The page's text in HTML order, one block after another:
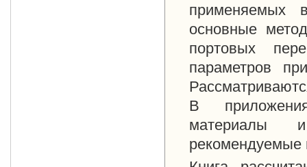
применяемых
основные
портовых
параметров
В
материалы
рекомендуемые